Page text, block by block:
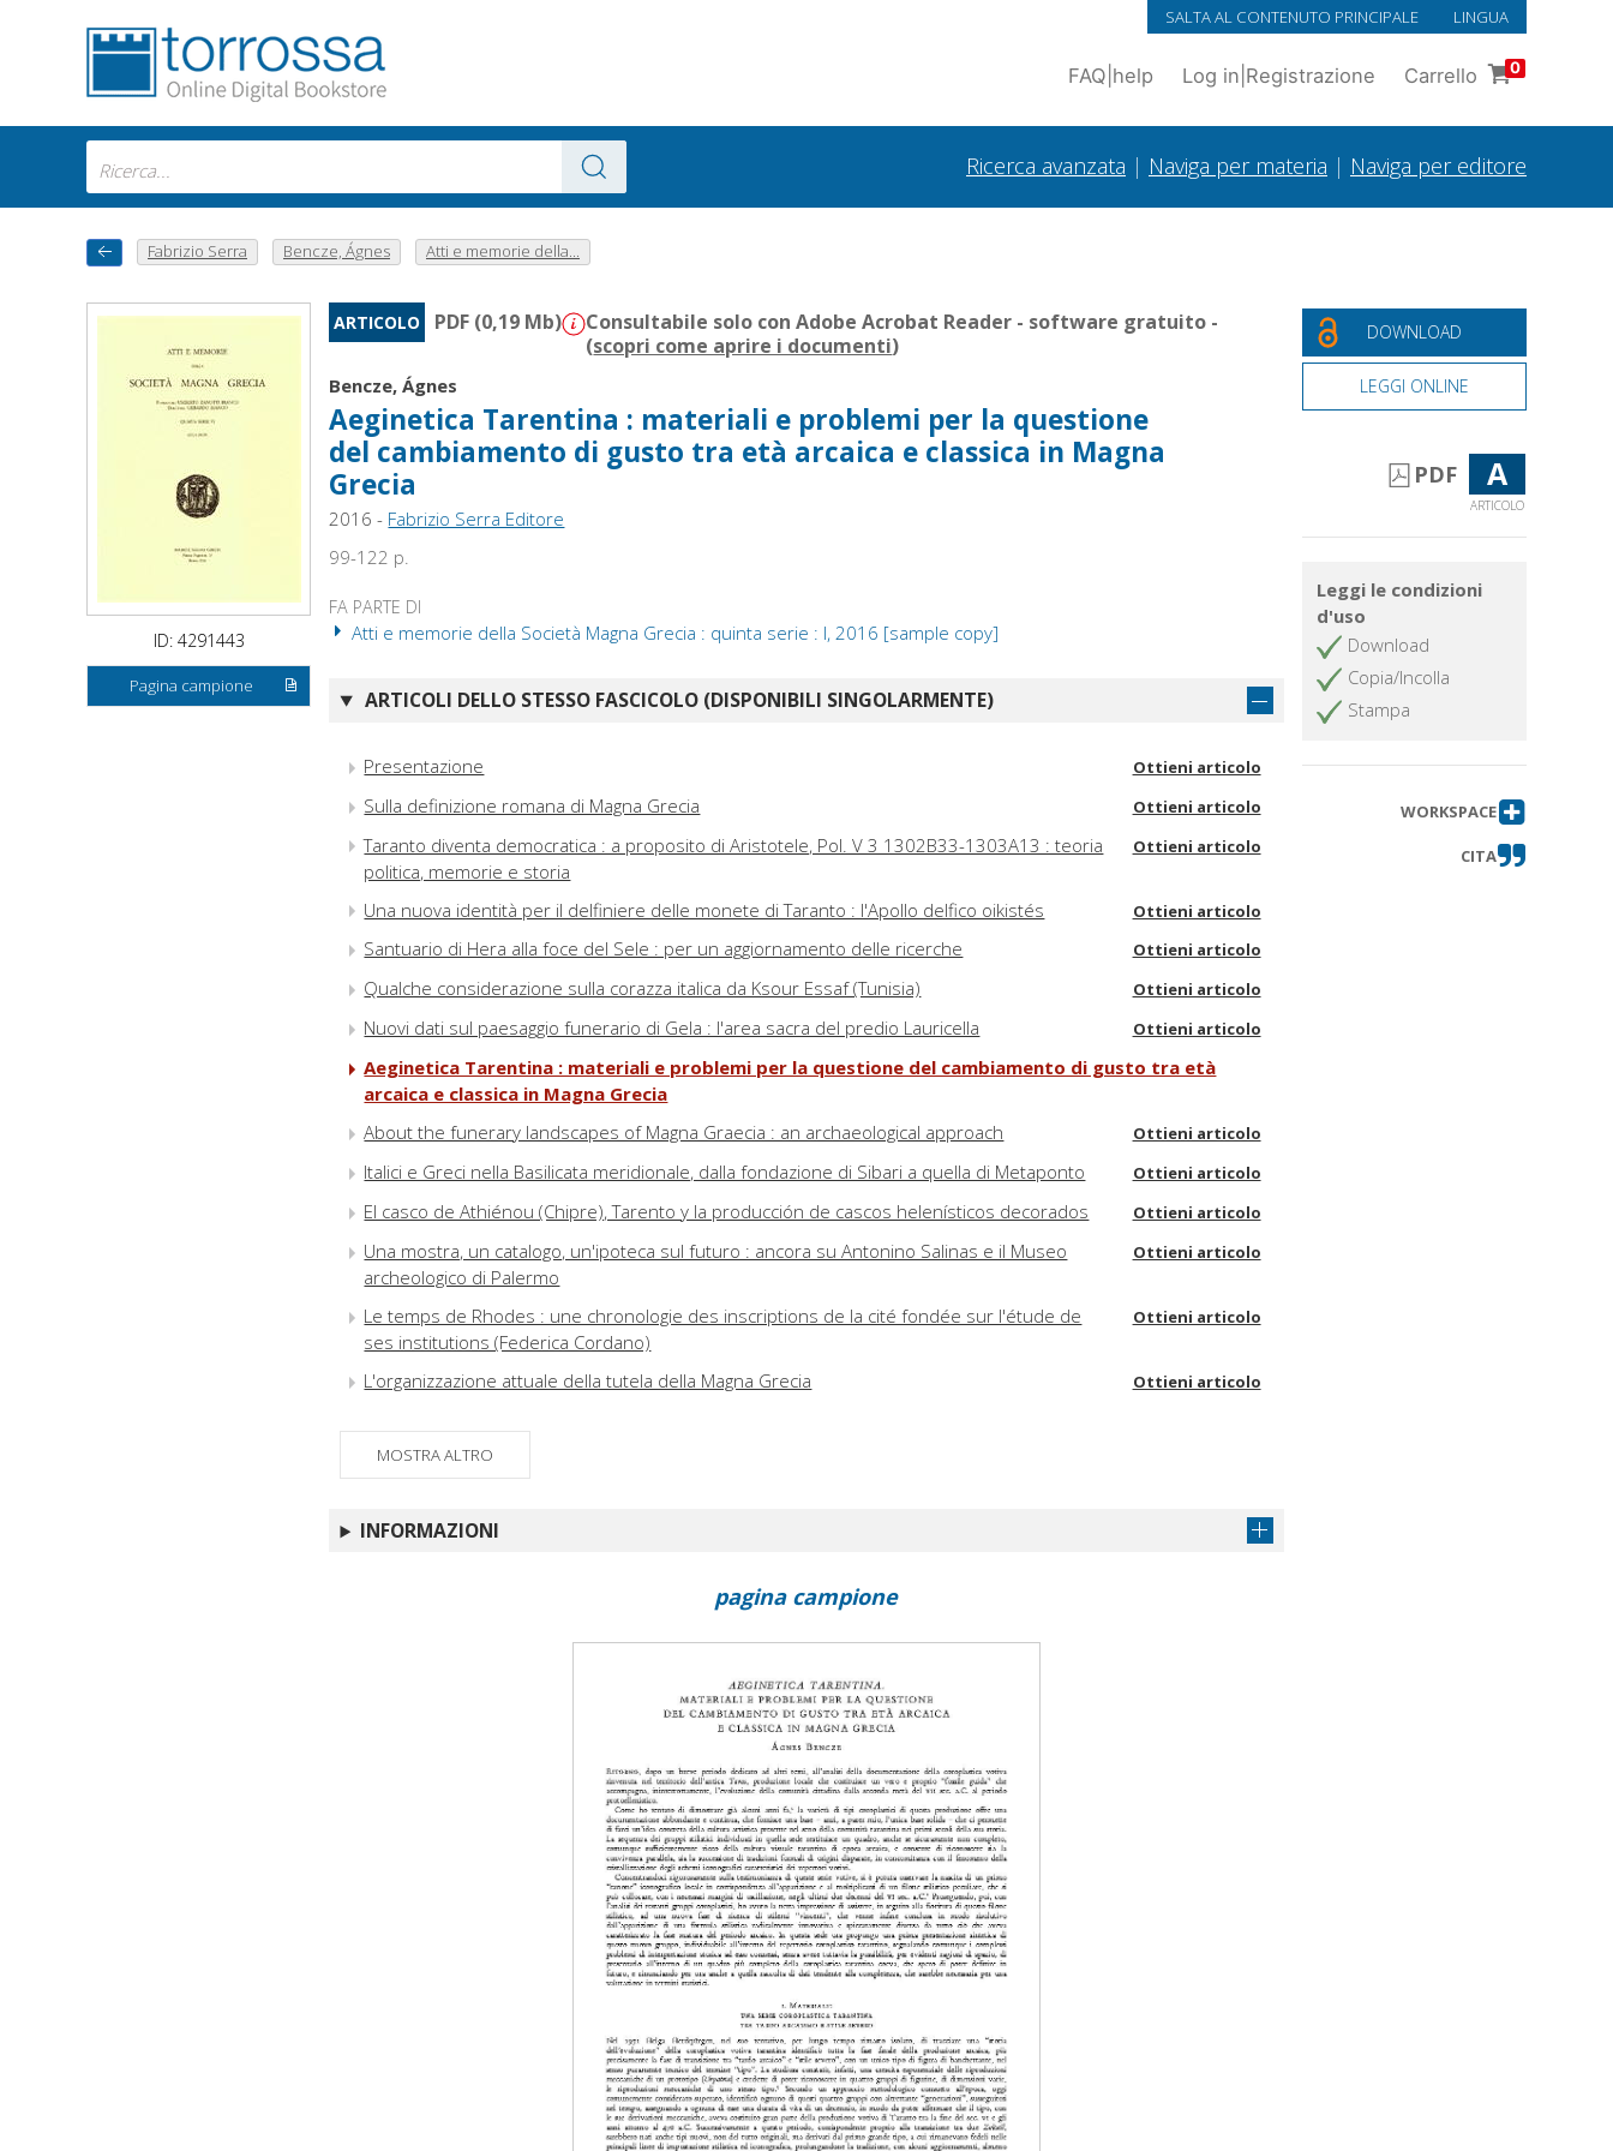
SALTA AL CONTENUTO PRINCIPALE LINGUA
FAQ help Log in Registrazione Carrello 0
Ricerca avanzata | Naviga per materia | Naviga per editore
Fabrizio Serra Bencze, Ágnes Atti e memorie della...
ID: 4291443
Pagina campione
ARTICOLO PDF (0,19 Mb)
Consultabile solo con Adobe Acrobat Reader - software gratuito -
(scopri come aprire i documenti)
Bencze, Ágnes
Aeginetica Tarentina : materiali e problemi per la questione
del cambiamento di gusto tra età arcaica e classica in Magna
Grecia
2016 - Fabrizio Serra Editore
99-122 p.
FA PARTE DI
Atti e memorie della Società Magna Grecia : quinta serie : I, 2016 [sample copy]
ARTICOLI DELLO STESSO FASCICOLO (DISPONIBILI SINGOLARMENTE)
Presentazione Ottieni articolo
Sulla definizione romana di Magna Grecia Ottieni articolo
Taranto diventa democratica : a proposito di Aristotele, Pol. V 3 1302B33-1303A13 : teoria
politica, memorie e storia
Ottieni articolo
Una nuova identità per il delfiniere delle monete di Taranto : l'Apollo delfico oikistés Ottieni articolo
Santuario di Hera alla foce del Sele : per un aggiornamento delle ricerche Ottieni articolo
Qualche considerazione sulla corazza italica da Ksour Essaf (Tunisia) Ottieni articolo
Nuovi dati sul paesaggio funerario di Gela : l'area sacra del predio Lauricella Ottieni articolo
Aeginetica Tarentina : materiali e problemi per la questione del cambiamento di gusto tra età
arcaica e classica in Magna Grecia
About the funerary landscapes of Magna Graecia : an archaeological approach
Ottieni articolo
Italici e Greci nella Basilicata meridionale, dalla fondazione di Sibari a quella di Metaponto Ottieni articolo
El casco de Athiénou (Chipre), Tarento y la producción de cascos helenísticos decorados Ottieni articolo
Una mostra, un catalogo, un'ipoteca sul futuro : ancora su Antonino Salinas e il Museo
archeologico di Palermo
Ottieni articolo
Le temps de Rhodes : une chronologie des inscriptions de la cité fondée sur l'étude de
ses institutions (Federica Cordano)
Ottieni articolo
L'organizzazione attuale della tutela della Magna Grecia Ottieni articolo
MOSTRA ALTRO
INFORMAZIONI
DOWNLOAD
LEGGI ONLINE
PDF A
ARTICOLO
Leggi le condizioni
d'uso
Download
Copia/Incolla
Stampa
WORKSPACE
CITA
pagina campione